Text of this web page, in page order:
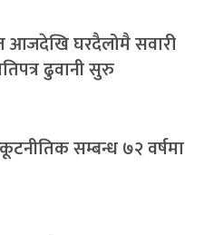
आजदेखि घरदैलोमै सवारी
ढुवानी सुरु
सम्बन्ध ७२ वर्षमा